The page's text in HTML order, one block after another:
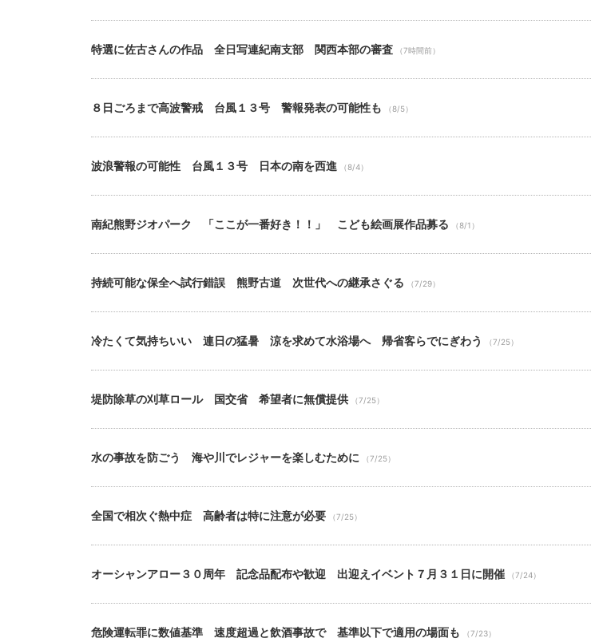
特選に佐古さんの作品 全日写連紀南支部 関西本部の審査 （7時間前）
８日ごろまで高波警戒 台風１３号 警報発表の可能性も （8/5）
波浪警報の可能性 台風１３号 日本の南を西進 （8/4）
南紀熊野ジオパーク 「ここが一番好き！！」 こども絵画展作品募る （8/1）
持続可能な保全へ試行錯誤 熊野古道 次世代への継承さぐる （7/29）
冷たくて気持ちいい 連日の猛暑 涼を求めて水浴場へ 帰省客らでにぎわう （7/25）
堤防除草の刈草ロール 国交省 希望者に無償提供 （7/25）
水の事故を防ごう 海や川でレジャーを楽しむために （7/25）
全国で相次ぐ熱中症 高齢者は特に注意が必要 （7/25）
オーシャンアロー３０周年 記念品配布や歓迎 出迎えイベント７月３１日に開催 （7/24）
危険運転罪に数値基準 速度超過と飲酒事故で 基準以下で適用の場面も （7/23）